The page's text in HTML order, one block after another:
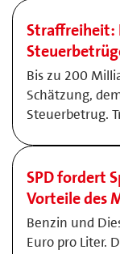
Straffreiheit:
Bis zu 200
Schätzung,
Steuerbetrug.
SPD fordert
Vorteile des
Benzin und
Euro pro Liter.